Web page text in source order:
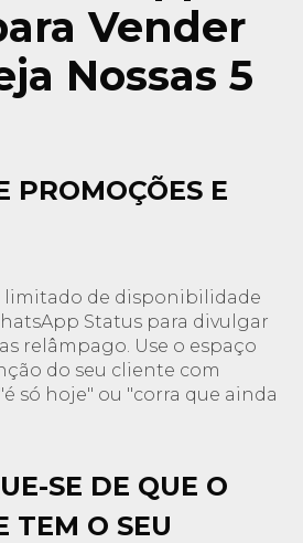
Vender
Nossas 5
PROMOÇÕES E
limitado de disponibilidade
Status para divulgar
relâmpago. Use o espaço
do seu cliente com
só hoje" ou "corra que ainda
SE DE QUE O
TEM O SEU